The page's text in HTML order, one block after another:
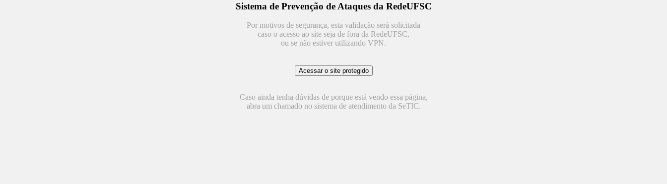
Sistema de Prevenção de Ataques da RedeUFSC
Por motivos de segurança, esta validação será solicitada
caso o acesso ao site seja de fora da RedeUFSC,
ou se não estiver utilizando VPN.
Caso ainda tenha dúvidas de porque está vendo essa página,
abra um chamado no sistema de atendimento da SeTIC.